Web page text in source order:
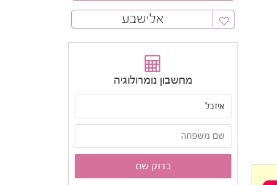
אלישבע
מחשבון נומרולוגיה